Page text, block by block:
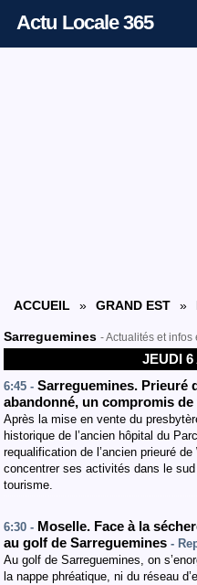
Actu Locale 365
ACCUEIL » GRAND EST »
Sarreguemines - Actualités et infos
JEUDI 6
6:45 - Sarreguemines. Prieuré
abandonné, un compromis de
Après la mise en vente du
historique de l’ancien hôpital du
requalification de l’ancien prieuré
concentrer ses activités dans le
tourisme.
6:30 - Moselle. Face à la
au golf de Sarreguemines -
Au golf de Sarreguemines, on
la nappe phréatique, ni du réseau